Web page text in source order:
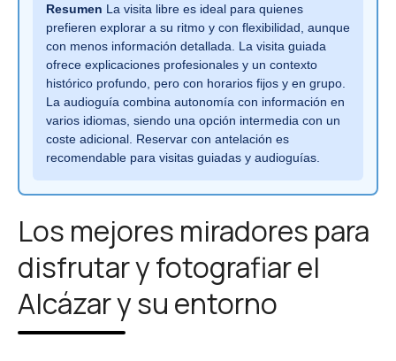
Resumen La visita libre es ideal para quienes
prefieren explorar a su ritmo y con flexibilidad, aunque
con menos información detallada. La visita guiada
ofrece explicaciones profesionales y un contexto
histórico profundo, pero con horarios fijos y en grupo.
La audioguía combina autonomía con información en
varios idiomas, siendo una opción intermedia con un
coste adicional. Reservar con antelación es
recomendable para visitas guiadas y audioguías.
Los mejores miradores para
disfrutar y fotografiar el
Alcázar y su entorno